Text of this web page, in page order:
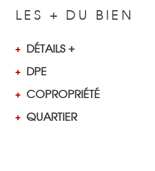
LES + DU BIEN
DÉTAILS +
DPE
COPROPRIÉTÉ
QUARTIER